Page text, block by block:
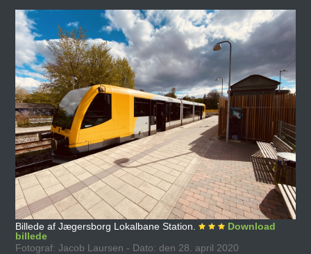
Billede af Jægersborg Lokalbane Station.
Download
billede
Fotograf: Jacob Laursen - Dato: den 28. april 2020